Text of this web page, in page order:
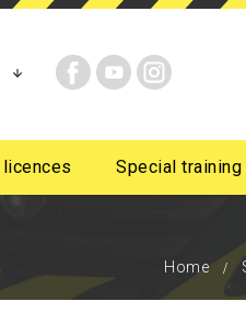
Special training
Home